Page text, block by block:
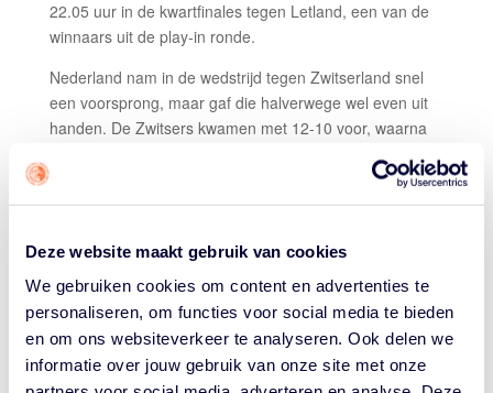
Deze website maakt gebruik van cookies
We gebruiken cookies om content en advertenties te
personaliseren, om functies voor social media te bieden
en om ons websiteverkeer te analyseren. Ook delen we
informatie over jouw gebruik van onze site met onze
22.05 uur in de kwartfinales tegen Letland, een van de
winnaars uit de play-in ronde.
Nederland nam in de wedstrijd tegen Zwitserland snel
een voorsprong, maar gaf die halverwege wel even uit
handen. De Zwitsers kwamen met 12-10 voor, waarna
de Orange Lions een 5-0 run plaatsten, waaronder een
tweepunter van Jan Driessen. Het oranje kwartet
stoomde vervolgens door naar de zege. Met nog 1:20
21-17.
De laatste groepswedstrijd, tegen Hongarije, was nog
sneller voorbij. Aanvankelijk konden de Hongaren nog
bijblijven, getuige de 9-10 op het scorebord na vier
minuten. Maar in de volgende twee minuten scoorde